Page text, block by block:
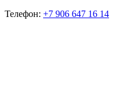
Телефон: +7 906 647 16 14